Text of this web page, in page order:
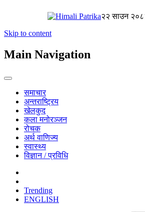
२२ साउन
Skip to content
Main Navigation
समाचार
अन्तराष्ट्रिय
खेलकुद
कला मनोरञ्जन
रोचक
अर्थ वाणिज्य
स्वास्थ्य
विज्ञान / प्रविधि
Trending
ENGLISH